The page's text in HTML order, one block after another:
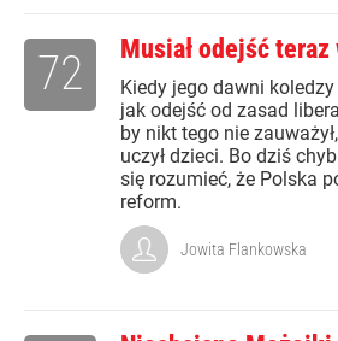
Musiał odejść teraz
Kiedy jego dawni
jak odejść od zasad
by nikt tego nie
uczył dzieci. Bo dziś
się rozumieć, że Polska
reform.
72
Jowita Flankowska